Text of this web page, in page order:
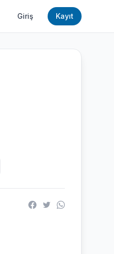
Giriş Kayıt